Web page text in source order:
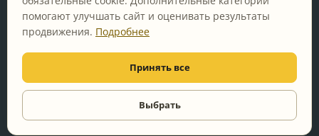
консультация
Перед оформлением заказа уточняйте
актуальную цену у менеджера по телефону.
© 2011-2026 Vanna-ya.ru - мебель для ванной
Все права защищены
помогают улучшать сайт и оценивать результаты
продвижения. Подробнее
Принять все
Выбрать